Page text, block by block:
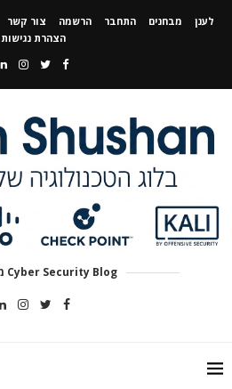
לענן מבחנים התחבר הרשמה צור קשר
הצהרת נגישות
Cyber Security Blog משנת 2013